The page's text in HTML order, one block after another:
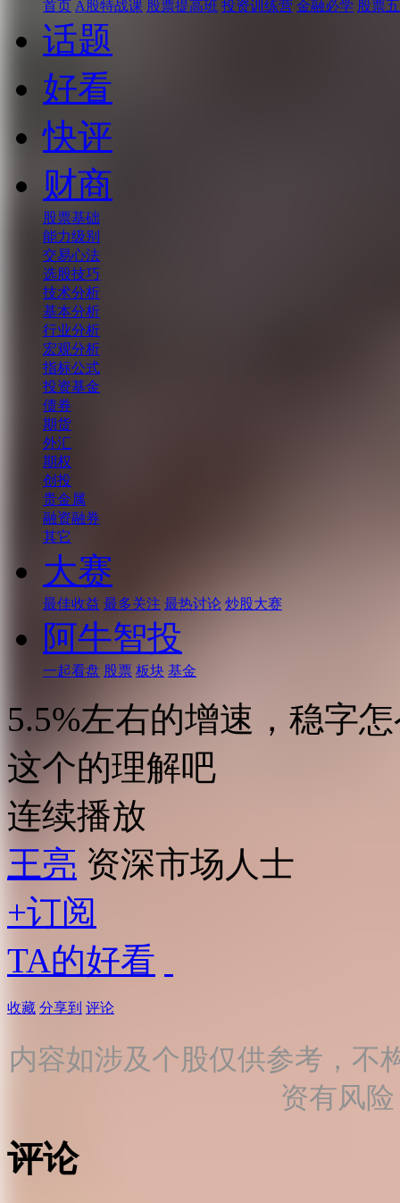
首页 A股特战课 股票提高班 投资训练营 金融必学 股票
话题
好看
快评
财商
股票基础
能力级别
交易心法
选股技巧
技术分析
基本分析
行业分析
宏观分析
指标公式
投资基金
债券
期货
外汇
期权
创投
贵金属
融资融券
其它
大赛
最佳收益 最多关注 最热讨论 炒股大赛
阿牛智投
一起看盘 股票 板块 基金
5.5%左右的增速，稳字
这个的理解吧
连续播放
王亮 资深市场人士
+订阅
TA的好看
收藏 分享到 评论
内容如涉及个股仅供参考，不
资有风
评论